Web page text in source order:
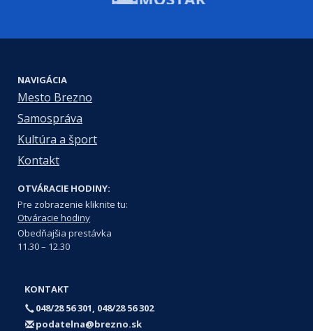
NAVIGÁCIA
Mesto Brezno
Samospráva
Kultúra a šport
Kontakt
OTVÁRACIE HODINY:
Pre zobrazenie kliknite tu:
Otváracie hodiny
Obedňajšia prestávka
11.30 – 12.30
KONTAKT
048/28 56 301, 048/28 56 302
podatelna@brezno.sk